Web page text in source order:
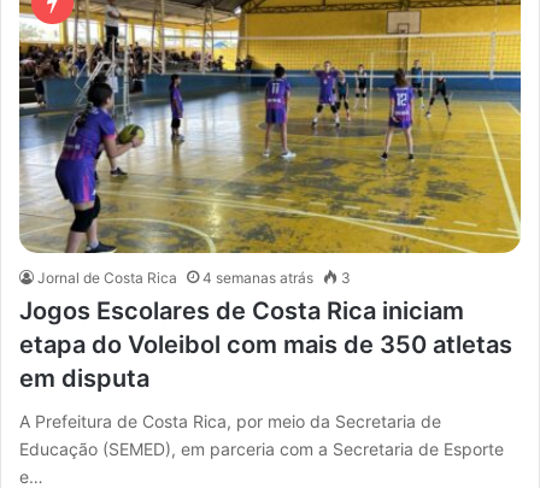
Jornal de Costa Rica 4 semanas atrás 3
Jogos Escolares de Costa Rica iniciam
etapa do Voleibol com mais de 350 atletas
em disputa
A Prefeitura de Costa Rica, por meio da Secretaria de
Educação (SEMED), em parceria com a Secretaria de Esporte
e…